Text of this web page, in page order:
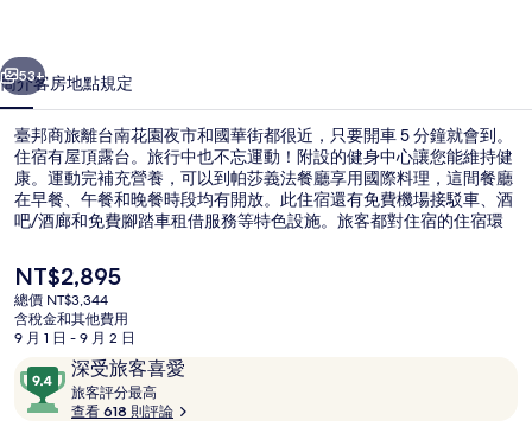
集
個 下一個
53+
簡介客房地點規定
臺邦商旅離台南花園夜市和國華街都很近，只要開車 5 分鐘就會到。
住宿有屋頂露台。旅行中也不忘運動！附設的健身中心讓您能維持健
康。運動完補充營養，可以到帕莎義法餐廳享用國際料理，這間餐廳
在早餐、午餐和晚餐時段均有開放。此住宿還有免費機場接駁車、酒
吧/酒廊和免費腳踏車租借服務等特色設施。旅客都對住宿的住宿環
目
前
的
價
是
NT$2,895
NT$2,895
總價 NT$3,344
含稅金和其他費用
9 月 1 日 - 9 月 2 日
評
論
深受旅客喜愛
9.4
分，
滿
旅客評分最高
客
查看 618 則評論